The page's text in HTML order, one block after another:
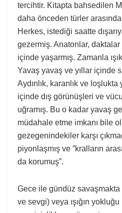
tercihtir. Kitapta bahsedilen
daha önceden türler arasında
Herkes, istediği saatte
gezermiş. Anatonlar, daktalar
içinde yaşarmış. Zamanla
Yavaş yavaş ve yıllar içinde
Aydınlık, karanlık ve
içinde dış görünüşleri ve
uğramış. Bu o kadar yavaş
müdahale etme imkanı bile
gezegenindekiler karşı
piyonlaşmış ve ”kralların
da korumuş”.
Gece ile gündüz savaşmakta
ve sevgi) veya ışığın